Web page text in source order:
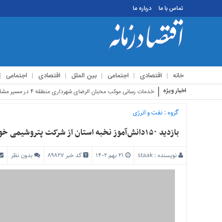
تماس با ما درباره ما
خانه اقتصادی اجتماعی بین الملل اقتصادی اجتماعی
تماس
ما
درباره
اخبار ویژه استقبال ز
گروه :نفت و انرژی
بازدید ۱۵۰دانش‌آموز نخبه استان از شرکت پتروشیمی خوزستان
نویسنده :staak کد خبر 89827 بدون نظر